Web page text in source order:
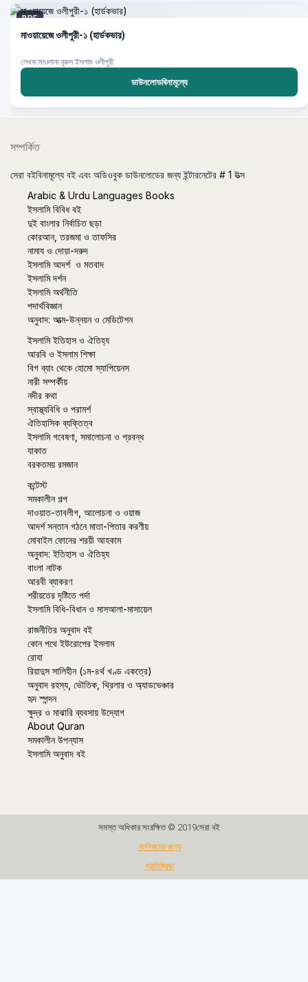
PDF
মাওয়ায়েজে ওলীপুরী-১ (হার্ডকভার)
লেখক:মাওলানা নূরুল ইসলাম ওলীপুরী
ডাউনলোডবিনামূল্যে
সম্পর্কিত
সেরা বইবিনামূল্যে বই এবং অডিওবুক ডাউনলোডের জন্য ইন্টারনেটের # 1 উত্স
Arabic & Urdu Languages Books
ইসলামি বিবিধ বই
দুই বাংলার নির্বাচিত ছড়া
কোরআন, তরজমা ও তাফসির
নামায ও দোয়া-দরুদ
ইসলামি আদর্শ ও মতবাদ
ইসলামি দর্শন
ইসলামি অর্থনীতি
পদার্থবিজ্ঞান
অনুবাদ: আত্ম-উন্নয়ন ও মেডিটেশন
ইসলামি ইতিহাস ও ঐতিহ্য
আরবি ও ইসলাম শিক্ষা
বিগ ব্যাং থেকে হোমো স্যাপিয়েনস
নারী সম্পর্কীয়
নদীর কথা
স্বাস্থ্যবিধি ও পরামর্শ
ঐতিহাসিক ব্যক্তিত্ব
ইসলামি গবেষণা, সমালোচনা ও প্রবন্ধ
যাকাত
বরকতময় রমজান
কন্টেস্ট
সমকালীন গল্প
দাওয়াত-তাবলীগ, আলোচনা ও ওয়াজ
আদর্শ সন্তান গঠনে মাতা-পিতার করণীয়
মোবাইল ফোনের শরয়ী আহকাম
অনুবাদ: ইতিহাস ও ঐতিহ্য
বাংলা নাটক
আরবী ব্যাকরণ
শরীয়তের দৃষ্টিতে পর্দা
ইসলামি বিধি-বিধান ও মাসআলা-মাসায়েল
রাজনীতির অনুবাদ বই
কোন পথে ইউরোপের ইসলাম
রোযা
রিয়াদুস সালিহীন (১ম-৪র্থ খণ্ড একত্রে)
অনুবাদ রহস্য, ভৌতিক, থ্রিলার ও অ্যাডভেঞ্চার
হৃদ স্পন্দন
ক্ষুদ্র ও মাঝারি ব্যবসায় উদ্যোগ
About Quran
সমকালীন উপন্যাস
ইসলামি অনুবাদ বই
সমস্ত অধিকার সংরক্ষিত © 2019সেরা বই
মালিকদের জন্য
প্রতিক্রিয়া